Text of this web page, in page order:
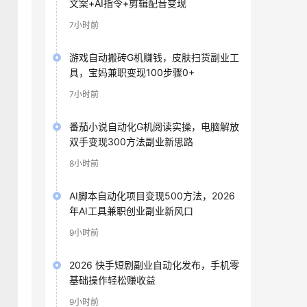
文案+AI指令+剪辑配音变现
7小时前
游戏自动搬砖G机赚钱，皮肤扫货副业工
具，宝妈兼职变现100步骤0+
7小时前
番茄小说自动化G机阅读实操，电脑解放
双手变现300方法副业新思路
8小时前
AI脚本自动化项目变现500方法，2026
年AI工具兼职创业副业新风口
9小时前
2026 快手短剧副业自动化发布，手机零
基础操作轻松赚收益
9小时前